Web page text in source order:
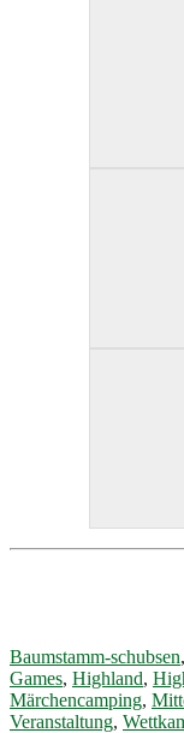
Baumstamm-schubsen,
Games, Highland,
Märchencamping,
Veranstaltung,